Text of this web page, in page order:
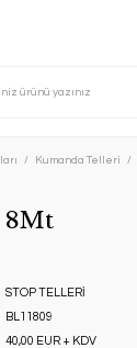
Kumanda Telleri
8Mt
STOP TELLERİ
BL11809
40,00 EUR + KDV